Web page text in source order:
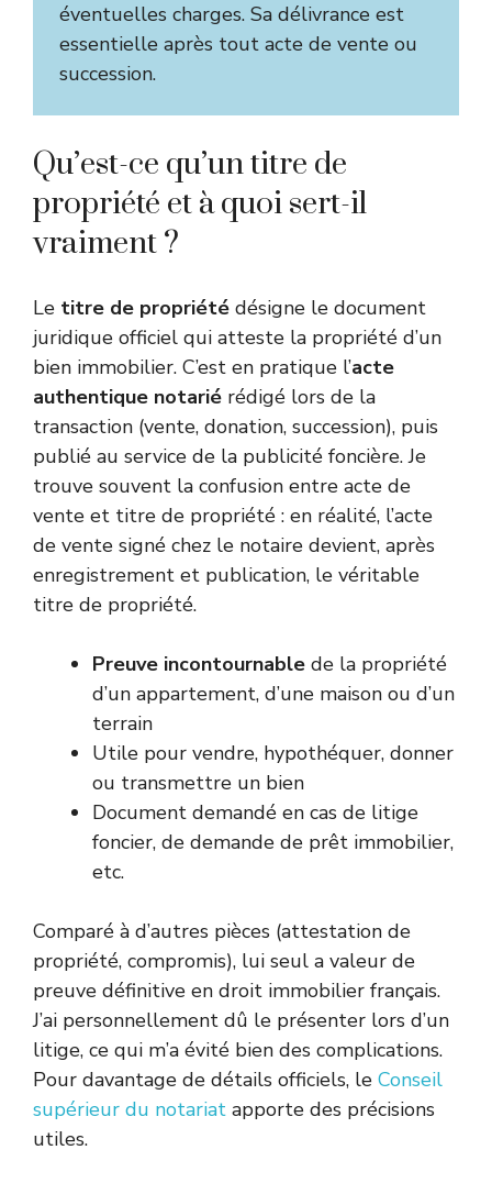
éventuelles charges. Sa délivrance est
essentielle après tout acte de vente ou
succession.
Qu’est-ce qu’un titre de
propriété et à quoi sert-il
vraiment ?
Le titre de propriété désigne le document
juridique officiel qui atteste la propriété d’un
bien immobilier. C’est en pratique l’acte
authentique notarié rédigé lors de la
transaction (vente, donation, succession), puis
publié au service de la publicité foncière. Je
trouve souvent la confusion entre acte de
vente et titre de propriété : en réalité, l’acte
de vente signé chez le notaire devient, après
enregistrement et publication, le véritable
titre de propriété.
Preuve incontournable de la propriété
d’un appartement, d’une maison ou d’un
terrain
Utile pour vendre, hypothéquer, donner
ou transmettre un bien
Document demandé en cas de litige
foncier, de demande de prêt immobilier,
etc.
Comparé à d’autres pièces (attestation de
propriété, compromis), lui seul a valeur de
preuve définitive en droit immobilier français.
J’ai personnellement dû le présenter lors d’un
litige, ce qui m’a évité bien des complications.
Pour davantage de détails officiels, le Conseil
supérieur du notariat apporte des précisions
utiles.